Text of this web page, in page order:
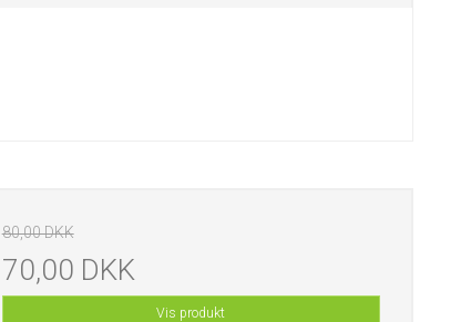
80,00 DKK
70,00 DKK
Vis produkt